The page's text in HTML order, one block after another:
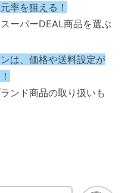
率を狙える！
ーパーDEAL商品を選ぶ
は、価格や送料設定が
ンド商品の取り扱いも